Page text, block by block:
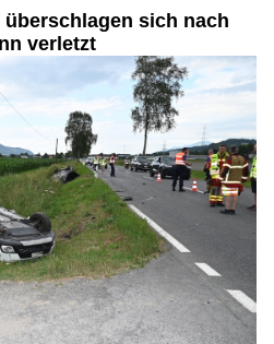
überschlagen sich nach
verletzt